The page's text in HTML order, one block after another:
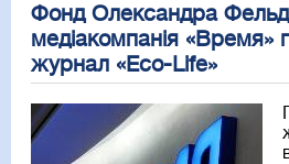
Фонд Олександра
медіакомпанія «Время»
журнал «Eco-Life»